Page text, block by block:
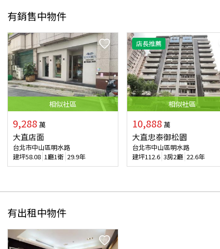
有銷售中物件
相似社區
9,288 萬
大直店面
台北市中山區明水路
建坪58.08 1廳1衛 29.9年
店長推薦
相似社區
10,888 萬
大直忠泰御松園
台北市中山區明水路
建坪112.6 3房2廳 22.6年
有出租中物件